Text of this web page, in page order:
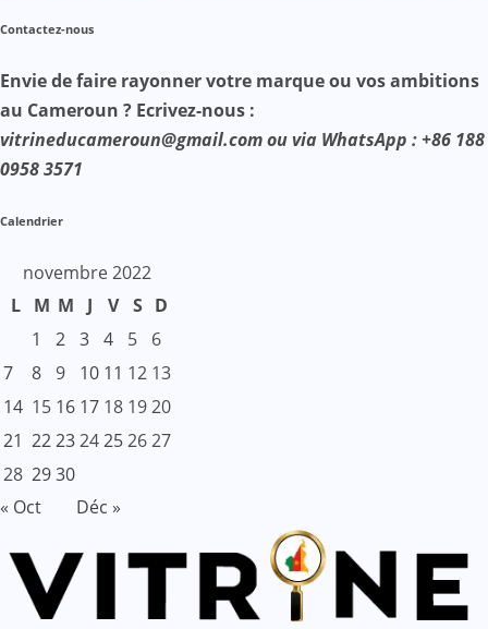
Contactez-nous
Envie de faire rayonner votre marque ou vos ambitions
au Cameroun ? Ecrivez-nous :
vitrineducameroun@gmail.com ou via WhatsApp : +86 188
0958 3571
Calendrier
novembre 2022
L
M M J V S D
1
2 3 4 5
6
7
8 9 10 11 12 13
14 15 16 17 18 1920
21 222324252627
28 2930
« Oct
Déc »